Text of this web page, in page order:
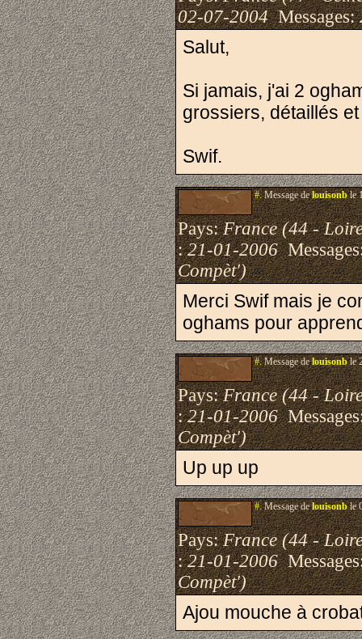
02-07-2004Messages:
Salut,
Si jamais, j'ai 2
grossiers, détaillés
Swif.
#.Message delouisonble
Pays:France (44 -
:21-01-2006
Compèt')
Merci Swif mais je
oghams pour
#.Message delouisonble
Pays:France (44 -
:21-01-2006
Compèt')
Up up up
#.Message delouisonble
Pays:France (44 -
:21-01-2006
Compèt')
Ajou mouche à